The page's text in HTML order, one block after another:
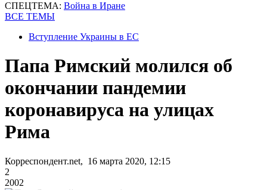
СПЕЦТЕМА: Война в Иране
ВСЕ ТЕМЫ
Вступление Украины в ЕС
Папа Римский молился об
окончании пандемии
коронавируса на улицах
Рима
Корреспондент.net, 16 марта 2020, 12:15
2
2002